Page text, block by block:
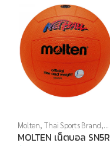
Molten, Thai Sports Brand,
กีฬาประเภททีม,เน็ตบอล
MOLTEN เน็ตบอล SN5R